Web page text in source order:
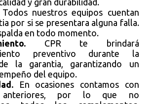
Todos nuestros equipos cuentan
por si se presentara alguna falla.
en todo momento.
CPR te brindará
preventivo durante la
la garantia, garantizando un
del equipo.
En ocasiones contamos con
anteriores, por lo que no